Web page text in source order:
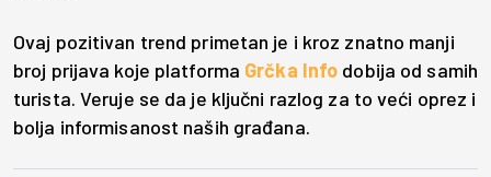
Ovaj pozitivan trend primetan je i kroz znatno manji
broj prijava koje platforma Grčka Info dobija od samih
turista. Veruje se da je ključni razlog za to veći oprez i
bolja informisanost naših građana.